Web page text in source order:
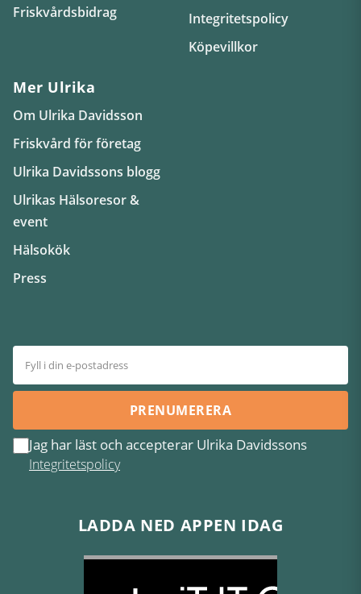
Friskvårdsbidrag
Integritetspolicy
Köpevillkor
Mer Ulrika
Om Ulrika Davidsson
Friskvård för företag
Ulrika Davidssons blogg
Ulrikas Hälsoresor &
event
Hälsokök
Press
PRENUMERERA
Jag har läst och accepterar Ulrika Davidssons
Integritetspolicy
LADDA NED APPEN IDAG